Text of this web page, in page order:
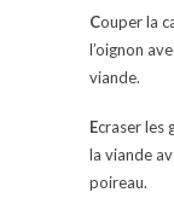
Couper la
l’oignon
viande.
Ecraser les
la viande
poireau.